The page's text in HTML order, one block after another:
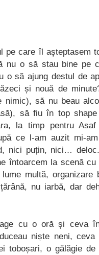
pe care îl așteptasem
nu o să stau bine pe
o să ajung destul de
și nouă de
nimic), să nu beau
să fiu în top
la timp pentru
ce l-am auzit mi-
nici puțin, nici…
întoarcem la scenă
multă,
nu iarbă, dar
cu o oră și ceva
niște neni,
toboșari, o gălăgie